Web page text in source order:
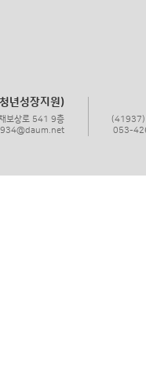
년성장지원)
보상로 541 9층
(41937)
053-